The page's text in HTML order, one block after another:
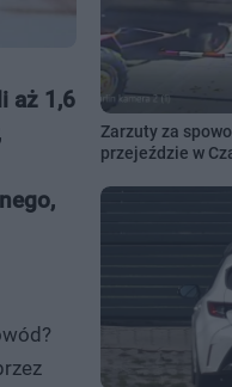
aż 1,6
Zarzuty za
przejeździe w